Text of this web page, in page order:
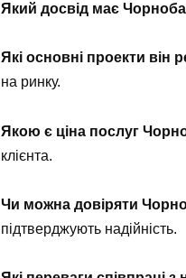
Який досвід має
Які основні проекти він
на ринку.
Якою є ціна послуг
клієнта.
Чи можна довіряти
підтверджують надійність.